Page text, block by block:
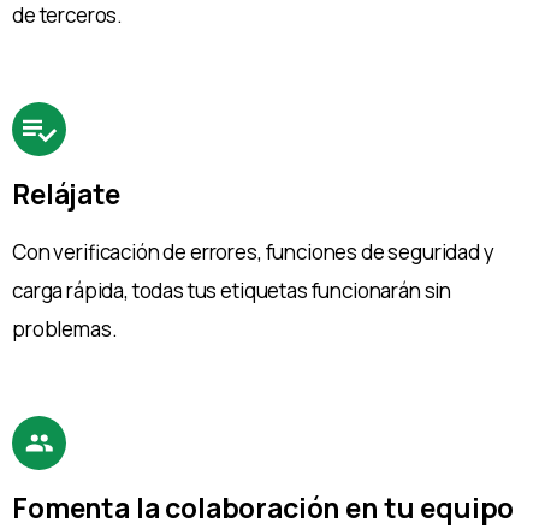
de terceros.
Relájate
Con verificación de errores, funciones de seguridad y
carga rápida, todas tus etiquetas funcionarán sin
problemas.
Fomenta la colaboración en tu equipo